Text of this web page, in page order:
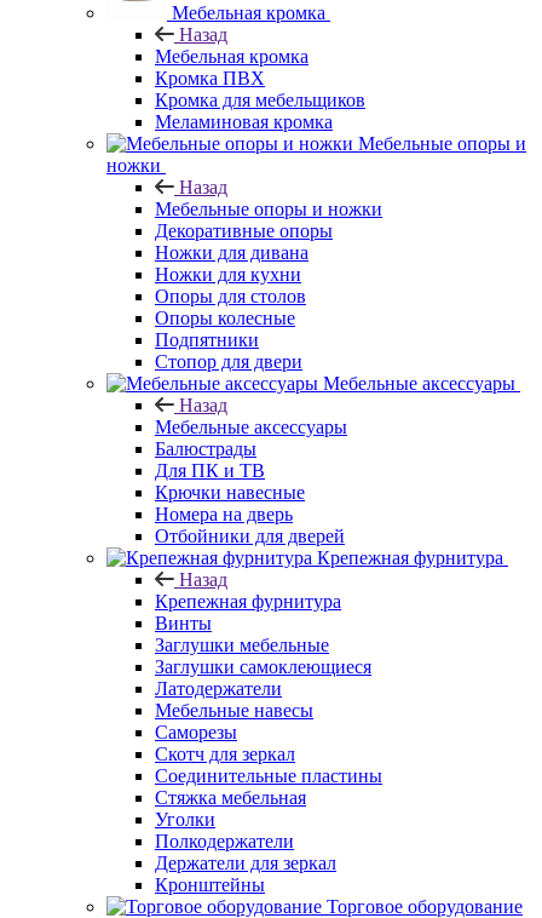
Мебельная кромка
Назад
Мебельная кромка
Кромка ПВХ
Кромка для мебельщиков
Меламиновая кромка
Мебельные опоры и
ножки
Назад
Мебельные опоры и ножки
Декоративные опоры
Ножки для дивана
Ножки для кухни
Опоры для столов
Опоры колесные
Подпятники
Стопор для двери
Мебельные аксессуары
Назад
Мебельные аксессуары
Балюстрады
Для ПК и ТВ
Крючки навесные
Номера на дверь
Отбойники для дверей
Крепежная фурнитура
Назад
Крепежная фурнитура
Винты
Заглушки мебельные
Заглушки самоклеющиеся
Латодержатели
Мебельные навесы
Саморезы
Скотч для зеркал
Соединительные пластины
Стяжка мебельная
Уголки
Полкодержатели
Держатели для зеркал
Кронштейны
Торговое оборудование